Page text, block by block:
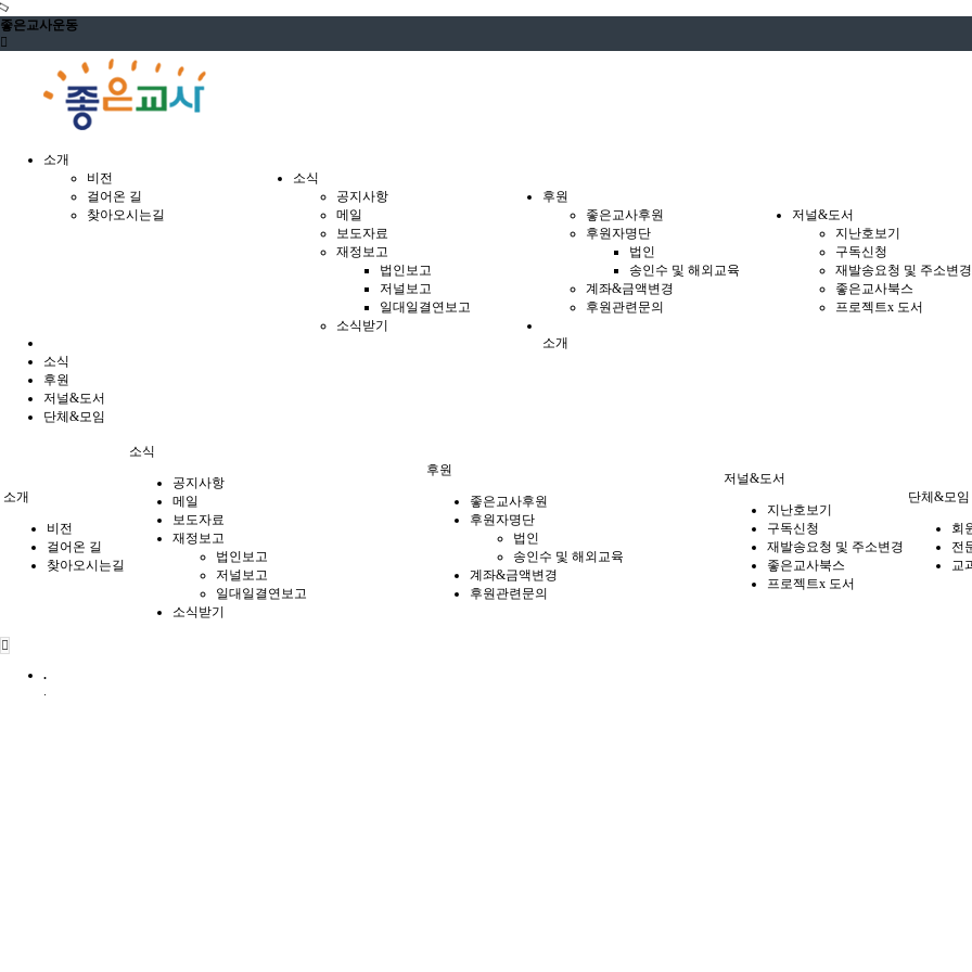
좋은교사운동
소개
비전
걸어온 길
찾아오시는길
소식
공지사항
메일
보도자료
재정보고
법인보고
저널보고
일대일결연보고
소식받기
후원
좋은교사후원
후원자명단
법인
송인수 및 해외교육
계좌&금액변경
후원관련문의
저널&도서
지난호보기
구독신청
재발송요청 및 주소변경
좋은교사북스
프로젝트x 도서
소개
소식
후원
저널&도서
단체&모임
소개
비전
걸어온 길
찾아오시는길
소식
공지사항
메일
보도자료
재정보고
법인보고
저널보고
일대일결연보고
소식받기
후원
좋은교사후원
후원자명단
법인
송인수 및 해외교육
계좌&금액변경
후원관련문의
저널&도서
지난호보기
구독신청
재발송요청 및 주소변경
좋은교사북스
프로젝트x 도서
단체&모임
회
전
교
.
.